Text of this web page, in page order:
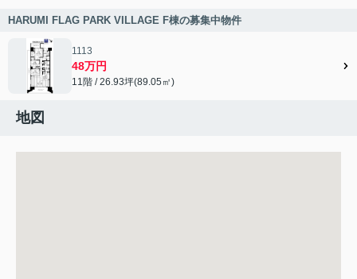
HARUMI FLAG PARK VILLAGE F棟の募集中物件
1113
48万円
11階 / 26.93坪(89.05㎡)
地図